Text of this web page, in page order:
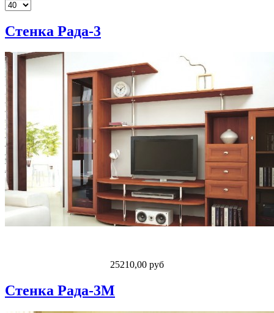
Стенка Рада-3
25210,00 руб
Стенка Рада-3М